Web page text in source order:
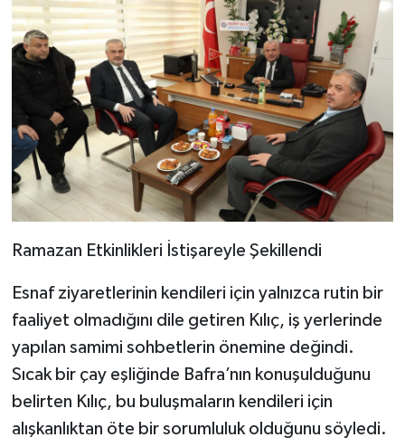
Ramazan Etkinlikleri İstişareyle Şekillendi
Esnaf ziyaretlerinin kendileri için yalnızca rutin bir
faaliyet olmadığını dile getiren Kılıç, iş yerlerinde
yapılan samimi sohbetlerin önemine değindi.
Sıcak bir çay eşliğinde Bafra’nın konuşulduğunu
belirten Kılıç, bu buluşmaların kendileri için
alışkanlıktan öte bir sorumluluk olduğunu söyledi.